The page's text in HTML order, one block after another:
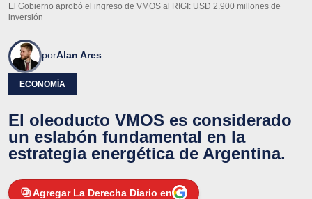
El Gobierno aprobó el ingreso de VMOS al RIGI: USD 2.900 millones de
inversión
porAlan Ares
ECONOMÍA
El oleoducto VMOS es considerado
un eslabón fundamental en la
estrategia energética de Argentina.
Agregar La Derecha Diario en